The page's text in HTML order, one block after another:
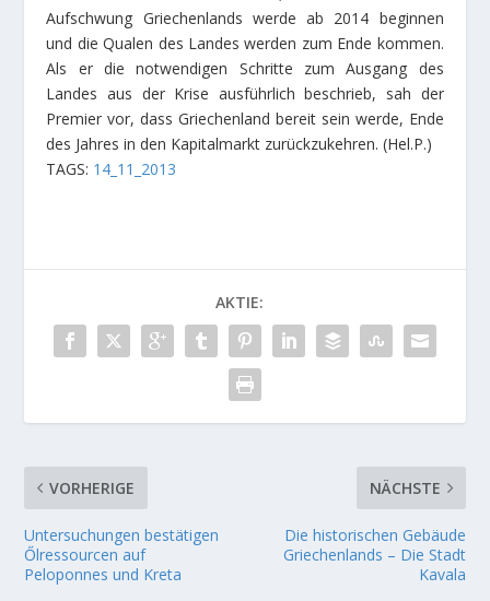
Aufschwung Griechenlands werde ab 2014 beginnen
und die Qualen des Landes werden zum Ende kommen.
Als er die notwendigen Schritte zum Ausgang des
Landes aus der Krise ausführlich beschrieb, sah der
Premier vor, dass Griechenland bereit sein werde, Ende
des Jahres in den Kapitalmarkt zurückzukehren.(Hel.P.)
TAGS: 14_11_2013
AKTIE:
VORHERIGE
Untersuchungen bestätigen
Őlressourcen auf
Peloponnes und Kreta
NÄCHSTE
Die historischen Gebäude
Griechenlands – Die Stadt
Kavala